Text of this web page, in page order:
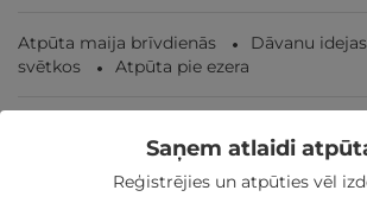
Atpūta maija brīvdienās Dāvanu idejas
svētkos
Atpūta pie ezera
Nekādasapkalpošanas un
Saņem atlaidi
Reģistrējies un atpūties vēl